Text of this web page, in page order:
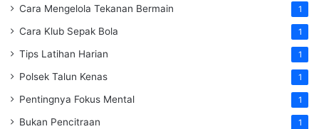
Cara Mengelola Tekanan Bermain 1
Cara Klub Sepak Bola 1
Tips Latihan Harian 1
Polsek Talun Kenas 1
Pentingnya Fokus Mental 1
Bukan Pencitraan 1